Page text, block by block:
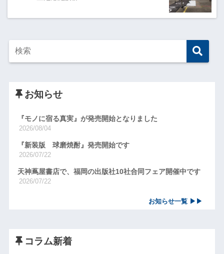
お知らせ
『モノに宿る真実』が発売開始となりました
2026/08/04
『新装版 球磨焼酎』発売開始です
2026/07/22
天神蔦屋書店で、福岡の出版社10社合同フェア開催中です
2026/07/22
お知らせ一覧 ▶▶
コラム新着